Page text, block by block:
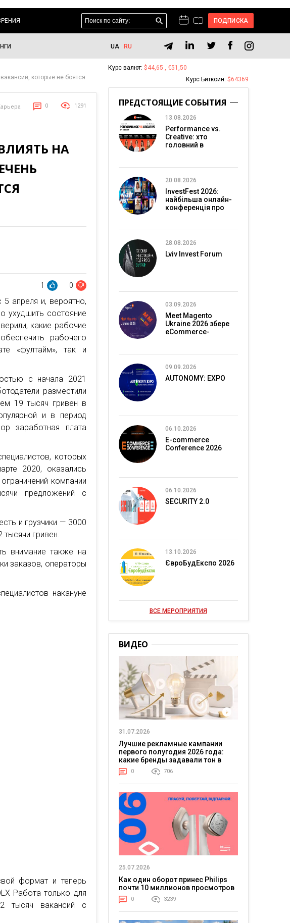
ПОДПИСКА
UA RU
которые не боятся
0 1291
НА
1 0
апреля и, вероятно,
ухудшить состояние
какие рабочие
рабочего
«фултайм», так и
с начала 2021
разместили
19 тысяч гривен в
и в период
заработная плата
которых
2020, оказались
компании
предложений с
и грузчики — 3000
гривен.
внимание также на
заказов, операторы
накануне
формат и теперь
Работа только для
тысяч вакансий с
Курс валют: $44,65 , €51,50
Курс Биткоин: $64369
ПРЕДСТОЯЩИЕ СОБЫТИЯ
13.08.2026
Performance vs.
Creative: хто
головний в
20.08.2026
InvestFest 2026:
найбільша онлайн-
конференція про
28.08.2026
Lviv Invest Forum
03.09.2026
Meet Magento
Ukraine 2026 збере
eCommerce-
09.09.2026
AUTONOMY: EXPO
06.10.2026
E-commerce
Conference 2026
06.10.2026
SECURITY 2.0
13.10.2026
ЄвроБудЕкспо 2026
ВСЕ МЕРОПРИЯТИЯ
ВИДЕО
31.07.2026
Лучшие рекламные кампании
первого полугодия 2026 года:
какие бренды задавали тон в
отрасли
0 706
25.07.2026
Как один оборот принес Philips
почти 10 миллионов просмотров
0 3239